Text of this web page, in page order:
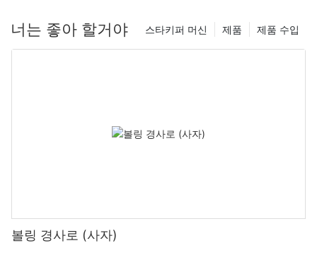
너는 좋아 할거야 제품 수입
제품
스타키퍼 머신
볼링 경사로 (사자)